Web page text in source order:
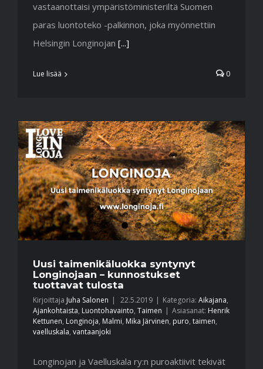
vastaanottaisi ympäristöministeriltä Suomen
paras luontoteko -palkinnon, joka myönnettiin
Helsingin Longinojan [...]
Lue lisää 0
Uusi taimenikäluokka syntynyt
Longinojaan – kunnostukset
tuottavat tulosta
Kirjoittaja Juha Salonen | 22.5.2019 | Kategoria: Aikajana,
Ajankohtaista, Luontohavainto, Taimen | Asiasanat: Henrik
Kettunen, Longinoja, Malmi, Mika Järvinen, puro, taimen,
vaelluskala, vantaanjoki
Longinojan ja Vaelluskala ry:n puroaktiivit tekivät